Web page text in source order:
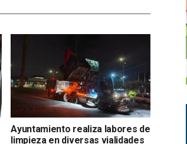
Ayuntamiento realiza labores de
limpieza en diversas vialidades